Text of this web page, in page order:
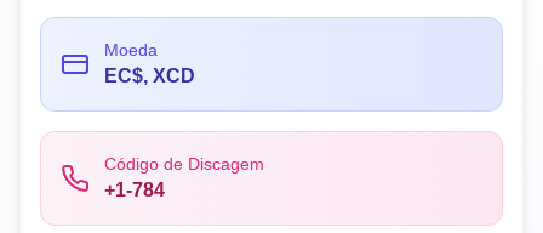
Moeda
EC$, XCD
Código de Discagem
+1-784